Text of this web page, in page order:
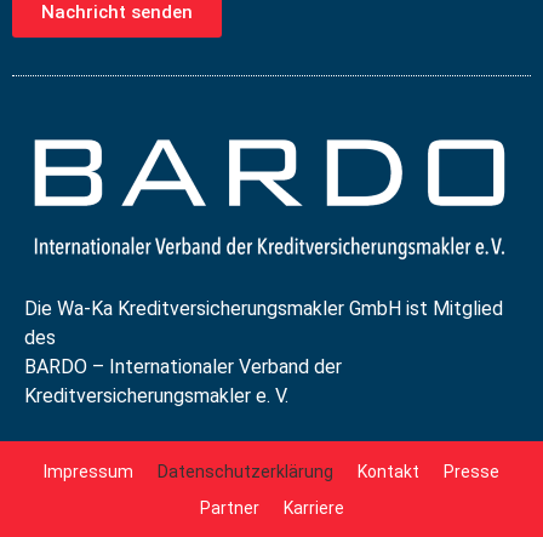
Nachricht senden
Die Wa-Ka Kreditversicherungsmakler GmbH ist Mitglied
des
BARDO – Internationaler Verband der
Kreditversicherungsmakler e. V.
Impressum Datenschutzerklärung Kontakt
Presse
Partner
Karriere